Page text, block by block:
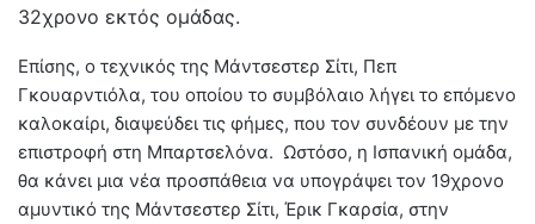
32χρονο εκτός ομάδας.
Επίσης, ο τεχνικός της Μάντσεστερ Σίτι, Πεπ
Γκουαρντιόλα, του οποίου το συμβόλαιο λήγει το επόμενο
καλοκαίρι, διαψεύδει τις φήμες, που τον συνδέουν με την
επιστροφή στη Μπαρτσελόνα. Ωστόσο, η Ισπανική ομάδα,
θα κάνει μια νέα προσπάθεια να υπογράψει τον 19χρονο
αμυντικό της Μάντσεστερ Σίτι, Έρικ Γκαρσία, στην